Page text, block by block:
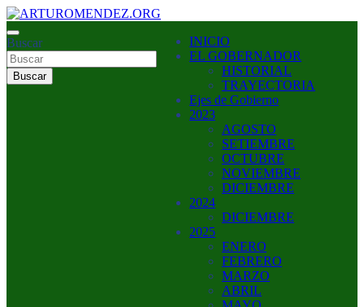
Saltar
al
contenido
ARTUROMENDEZ.ORG
ARTURO MENDEZ GOBERNADOR 2023
Buscar
Buscar
INICIO
EL GOBERNADOR
HISTORIAL
TRAYECTORIA
Ejes de Gobierno
2023
AGOSTO
SETIEMBRE
OCTUBRE
NOVIEMBRE
DICIEMBRE
2024
DICIEMBRE
2025
ENERO
FEBRERO
MARZO
ABRIL